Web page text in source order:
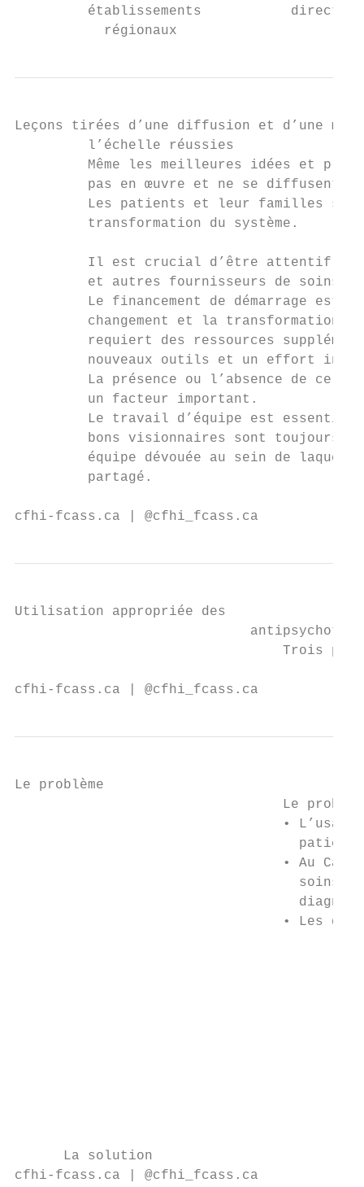
établissements
           régionaux
Leçons tirées d’une diffusion et d’une
         l’échelle réussies
Même les meilleures idées et
pas en œuvre et ne se diffusent
Les patients et leur familles
transformation du système.
Il est crucial d’être attentif
et autres fournisseurs de soins.
Le financement de démarrage est
changement et la transformation
requiert des ressources
nouveaux outils et un effort
La présence ou l’absence de
un facteur important.
Le travail d’équipe est essentiel
bons visionnaires sont toujours
équipe dévouée au sein de
         partagé.
cfhi-fcass.ca | @cfhi_fcass.ca
Utilisation appropriée des
Trois
cfhi-fcass.ca | @cfhi_fcass.ca
Le problème
Le
•
• Au
soins
• Les
      La solution
cfhi-fcass.ca | @cfhi_fcass.ca